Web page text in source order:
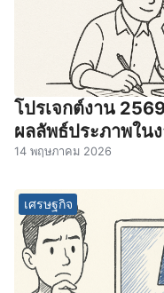
โปรเจกต์งาน
ผลลัพธ์ประภาพใน
14 พฤษภาคม 2026
เศรษฐกิจ